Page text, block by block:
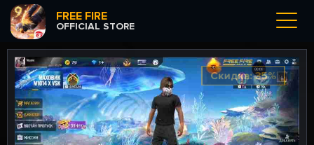
FREE FIRE
OFFICIAL STORE
Скидка: 35%